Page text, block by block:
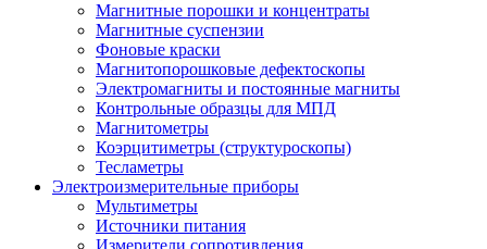
Магнитные порошки и концентраты
Магнитные суспензии
Фоновые краски
Магнитопорошковые дефектоскопы
Электромагниты и постоянные магниты
Контрольные образцы для МПД
Магнитометры
Коэрцитиметры (структуроскопы)
Тесламетры
Электроизмерительные приборы
Мультиметры
Источники питания
Измерители сопротивления